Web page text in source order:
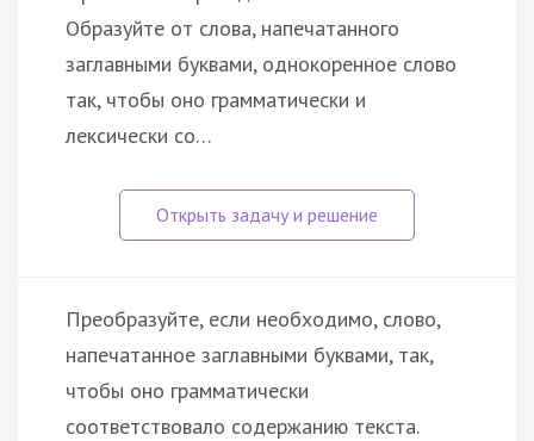
Образуйте от слова, напечатанного
заглавными буквами, однокоренное слово
так, чтобы оно грамматически и
лексически со…
Преобразуйте, если необходимо, слово,
напечатанное заглавными буквами, так,
чтобы оно грамматически
соответствовало содержанию текста.